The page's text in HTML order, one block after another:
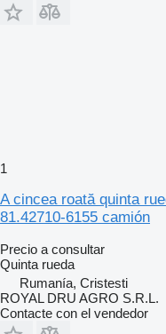
1
A cincea roată quinta
81.42710-6155 camión
Precio a consultar
Quinta rueda
Rumanía, Cristesti
ROYAL DRU AGRO S.R.L.
Contacte con el vendedor